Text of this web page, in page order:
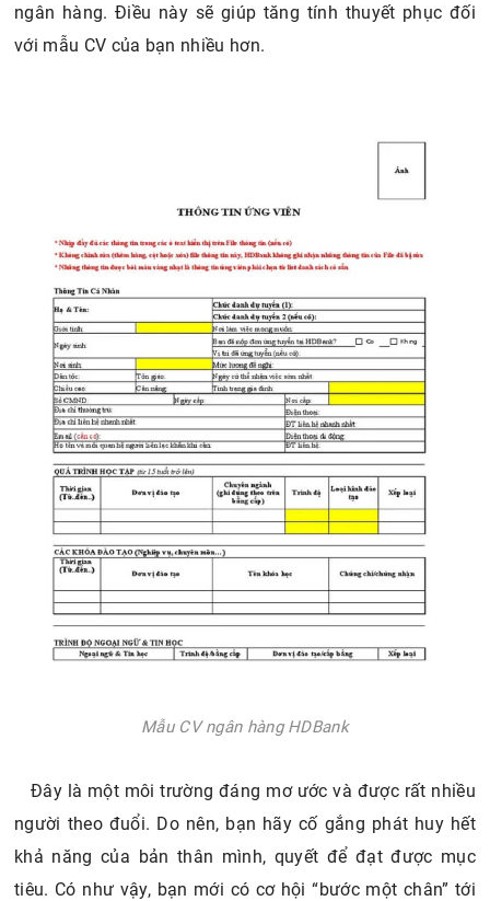
ngân hàng. Điều này sẽ giúp tăng tính thuyết phục đối
với mẫu CV của bạn nhiều hơn.
Mẫu CV ngân hàng HDBank
Đây là một môi trường đáng mơ ước và được rất nhiều
người theo đuổi. Do nên, bạn hãy cố gắng phát huy hết
khả năng của bản thân mình, quyết để đạt được mục
tiêu. Có như vậy, bạn mới có cơ hội “bước một chân” tới